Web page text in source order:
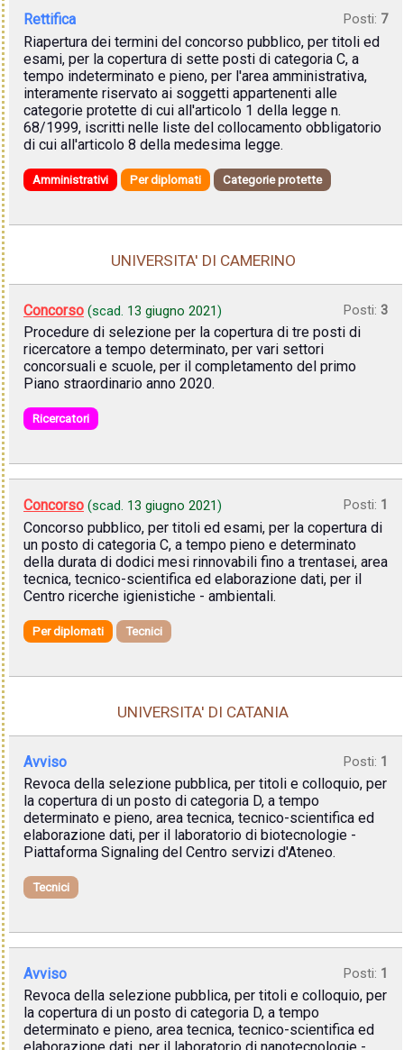
Rettifica Posti: 7
Riapertura dei termini del concorso pubblico, per titoli ed
esami, per la copertura di sette posti di categoria C, a
tempo indeterminato e pieno, per l'area amministrativa,
interamente riservato ai soggetti appartenenti alle
categorie protette di cui all'articolo 1 della legge n.
68/1999, iscritti nelle liste del collocamento obbligatorio
di cui all'articolo 8 della medesima legge.
Amministrativi Per diplomati Categorie protette
UNIVERSITA' DI CAMERINO
Concorso (scad. 13 giugno 2021) Posti: 3
Procedure di selezione per la copertura di tre posti di
ricercatore a tempo determinato, per vari settori
concorsuali e scuole, per il completamento del primo
Piano straordinario anno 2020.
Ricercatori
Concorso (scad. 13 giugno 2021) Posti: 1
Concorso pubblico, per titoli ed esami, per la copertura di
un posto di categoria C, a tempo pieno e determinato
della durata di dodici mesi rinnovabili fino a trentasei, area
tecnica, tecnico-scientifica ed elaborazione dati, per il
Centro ricerche igienistiche - ambientali.
Per diplomati Tecnici
UNIVERSITA' DI CATANIA
Avviso Posti: 1
Revoca della selezione pubblica, per titoli e colloquio, per
la copertura di un posto di categoria D, a tempo
determinato e pieno, area tecnica, tecnico-scientifica ed
elaborazione dati, per il laboratorio di biotecnologie -
Piattaforma Signaling del Centro servizi d'Ateneo.
Tecnici
Avviso Posti: 1
Revoca della selezione pubblica, per titoli e colloquio, per
la copertura di un posto di categoria D, a tempo
determinato e pieno, area tecnica, tecnico-scientifica ed